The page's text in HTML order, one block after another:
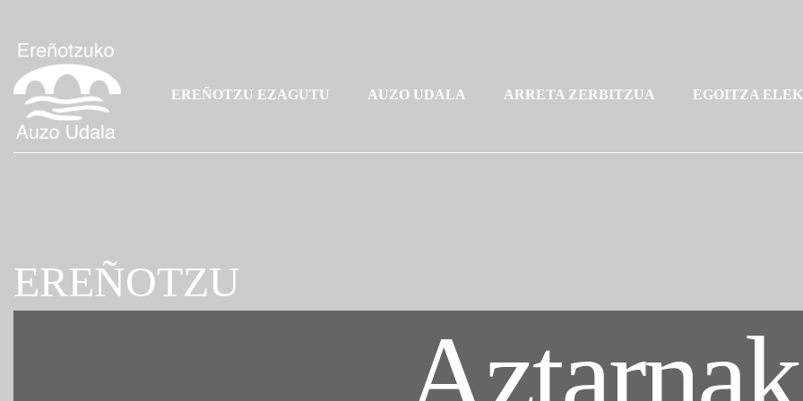
EREÑOTZU EZAGUTU AUZO UDALA ARRETA ZERBITZUA EGOITZA
EREÑOTZU